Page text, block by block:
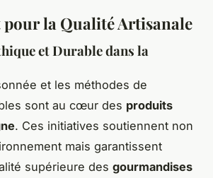
pour la Qualité Artisanale
et Durable dans la
et les méthodes de
sont au cœur des produits
. Ces initiatives soutiennent non
mais garantissent
supérieure des gourmandises